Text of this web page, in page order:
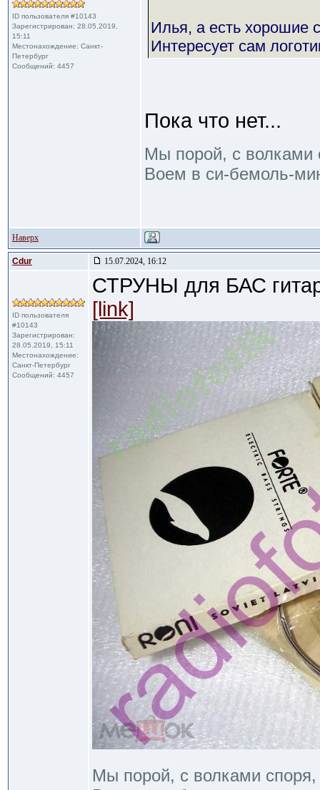
ID пользователя #10143
Зарегистрирован: 28.05.2019,
15:11
Местонахождение: Санкт-
Петербург
Сообщений: 4457
Илья, а есть
Интересует сам
Пока что нет...
Мы порой, с волками
Воем в си-бемоль-
Наверх
Cdur 15.07.2024, 16:12
ID пользователя
#10143
Зарегистрирован:
28.05.2019, 15:11
Местонахождение:
Санкт-Петербург
Сообщений: 4457
СТРУНЫ для БАС
[link]
Мы порой, с волками споря,